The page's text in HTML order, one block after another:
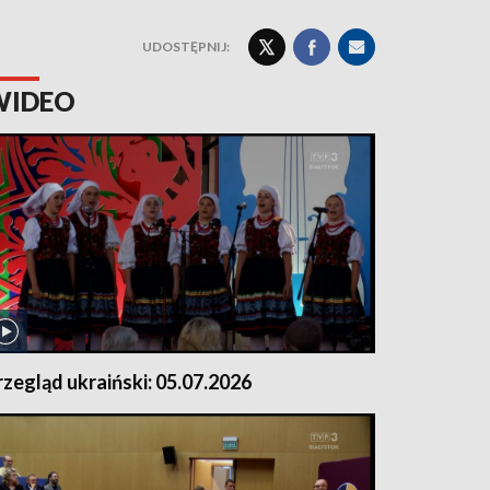
UDOSTĘPNIJ:
ukraiński: 05.07.2026